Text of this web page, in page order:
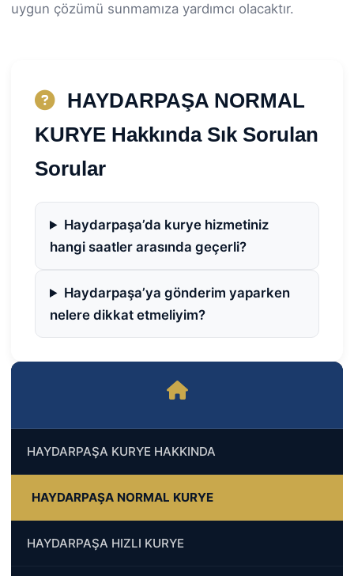
HAYDARPAŞA KURYE HAKKINDA
HAYDARPAŞA NORMAL KURYE
HAYDARPAŞA HIZLI KURYE
uygun çözümü sunmamıza yardımcı olacaktır.
HAYDARPAŞA NORMAL
KURYE Hakkında Sık Sorulan
Sorular
Haydarpaşa’da kurye hizmetiniz
hangi saatler arasında geçerli?
Haydarpaşa’ya gönderim yaparken
nelere dikkat etmeliyim?